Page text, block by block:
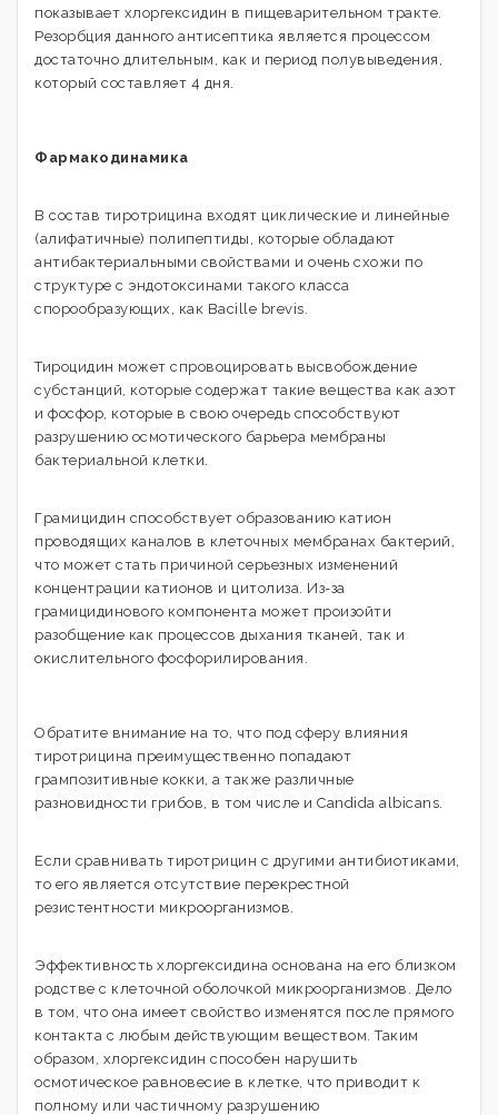
показывает хлоргексидин в пищеварительном тракте.
Резорбция данного антисептика является процессом
достаточно длительным, как и период полувыведения,
который составляет 4 дня.
Фармакодинамика
В состав тиротрицина входят циклические и линейные
(алифатичные) полипептиды, которые обладают
антибактериальными свойствами и очень схожи по
структуре с эндотоксинами такого класса
спорообразующих, как Bacille brevis.
Тироцидин может спровоцировать высвобождение
субстанций, которые содержат такие вещества как азот
и фосфор, которые в свою очередь способствуют
разрушению осмотического барьера мембраны
бактериальной клетки.
Грамицидин способствует образованию катион
проводящих каналов в клеточных мембранах бактерий,
что может стать причиной серьезных изменений
концентрации катионов и цитолиза. Из-за
грамицидинового компонента может произойти
разобщение как процессов дыхания тканей, так и
окислительного фосфорилирования.
Обратите внимание на то, что под сферу влияния
тиротрицина преимущественно попадают
грампозитивные кокки, а также различные
разновидности грибов, в том числе и Candida albicans.
Если сравнивать тиротрицин с другими антибиотиками,
то его является отсутствие перекрестной
резистентности микроорганизмов.
Эффективность хлоргексидина основана на его близком
родстве с клеточной оболочкой микроорганизмов. Дело
в том, что она имеет свойство изменятся после прямого
контакта с любым действующим веществом. Таким
образом, хлоргексидин способен нарушить
осмотическое равновесие в клетке, что приводит к
полному или частичному разрушению